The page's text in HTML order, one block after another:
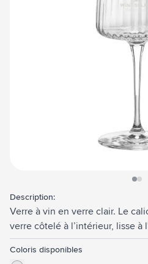
Description:
Verre à vin en verre clair. Le
verre côtelé à l’intérieur, lisse
Cela confère au verre une
distinctive. Ce verre à vin
Coloris disponibles